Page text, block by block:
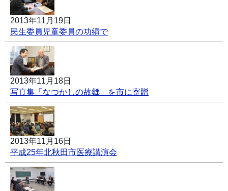
2013年11月19日
民生委員児童委員の功績で
2013年11月18日
写真集「なつかしの故郷」を市に寄贈
2013年11月16日
平成25年北秋田市医療講演会